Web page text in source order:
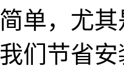
单，尤
们节省